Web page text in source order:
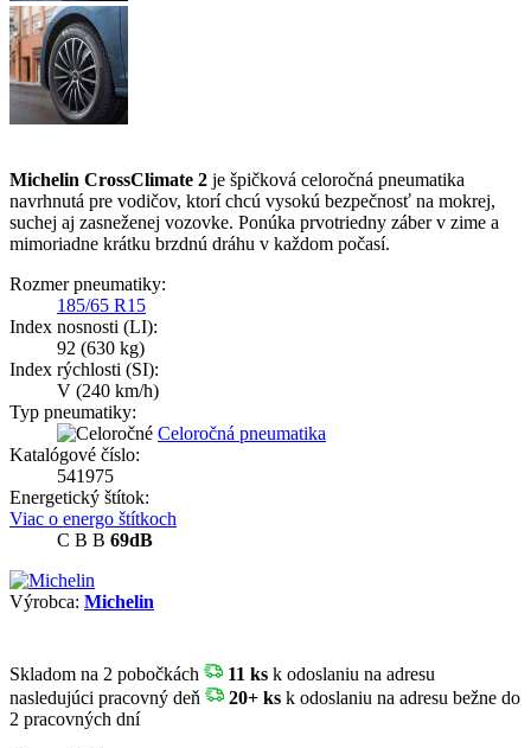
Michelin CrossClimate 2 je špičková celoročná pneumatika
navrhnutá pre vodičov, ktorí chcú vysokú bezpečnosť na mokrej,
suchej aj zasneženej vozovke. Ponúka prvotriedny záber v zime a
mimoriadne krátku brzdnú dráhu v každom počasí.
Rozmer pneumatiky:
185/65 R15
Index nosnosti (LI):
92 (630 kg)
Index rýchlosti (SI):
V (240 km/h)
Typ pneumatiky:
Celoročná pneumatika
Katalógové číslo:
541975
Energetický štítok:
Viac o energo štítkoch
C B B 69dB
Výrobca: Michelin
Skladom na 2 pobočkách 11 ks k odoslaniu na adresu
nasledujúci pracovný deň
20+ ks k odoslaniu na adresu bežne do
2 pracovných dní